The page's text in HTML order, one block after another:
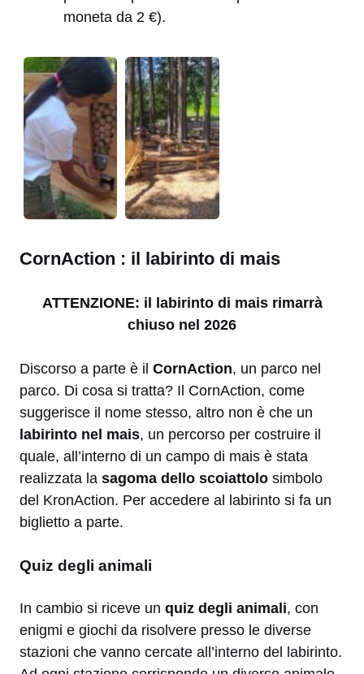
moneta da 2 €).
CornAction : il labirinto di mais
ATTENZIONE: il labirinto di mais rimarrà
chiuso nel 2026
Discorso a parte è il CornAction, un parco nel
parco. Di cosa si tratta? Il CornAction, come
suggerisce il nome stesso, altro non è che un
labirinto nel mais, un percorso per costruire il
quale, all’interno di un campo di mais è stata
realizzata la sagoma dello scoiattolo simbolo
del KronAction. Per accedere al labirinto si fa un
biglietto a parte.
Quiz degli animali
In cambio si riceve un quiz degli animali, con
enigmi e giochi da risolvere presso le diverse
stazioni che vanno cercate all’interno del labirinto.